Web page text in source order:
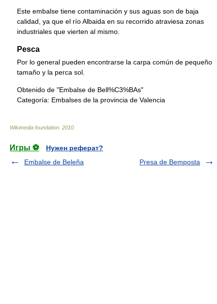
Este embalse tiene contaminación y sus aguas son de baja
calidad, ya que el río Albaida en su recorrido atraviesa zonas
industriales que vierten al mismo.
Pesca
Por lo general pueden encontrarse la carpa común de pequeño
tamaño y la perca sol.
Obtenido de "Embalse de Bell%C3%BAs"
Categoría: Embalses de la provincia de Valencia
Wikimedia foundation 2010
Игры ⚽
Нужен реферат?
Embalse de Beleña
Presa de Bemposta